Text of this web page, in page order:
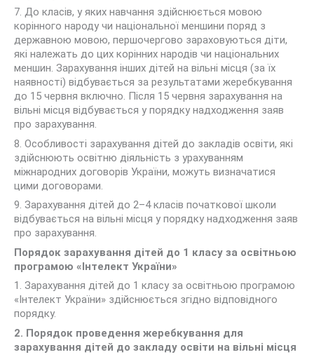
7. До класів, у яких навчання здійснюється мовою
корінного народу чи національної меншини поряд з
державною мовою, першочергово зараховуються діти,
які належать до цих корінних народів чи національних
меншин. Зарахування інших дітей на вільні місця (за їх
наявності) відбувається за результатами жеребкування
до 15 червня включно. Після 15 червня зарахування на
вільні місця відбувається у порядку надходження заяв
про зарахування.
8. Особливості зарахування дітей до закладів освіти, які
здійснюють освітню діяльність з урахуванням
міжнародних договорів України, можуть визначатися
цими договорами.
9. Зарахування дітей до 2–4 класів початкової школи
відбувається на вільні місця у порядку надходження заяв
про зарахування.
Порядок зарахування дітей до 1 класу за освітньою
програмою «Інтелект України»
1. Зарахування дітей до 1 класу за освітньою програмою
«Інтелект України» здійснюється згідно відповідного
порядку.
2. Порядок проведення жеребкування для
зарахування дітей до закладу освіти на вільні місця